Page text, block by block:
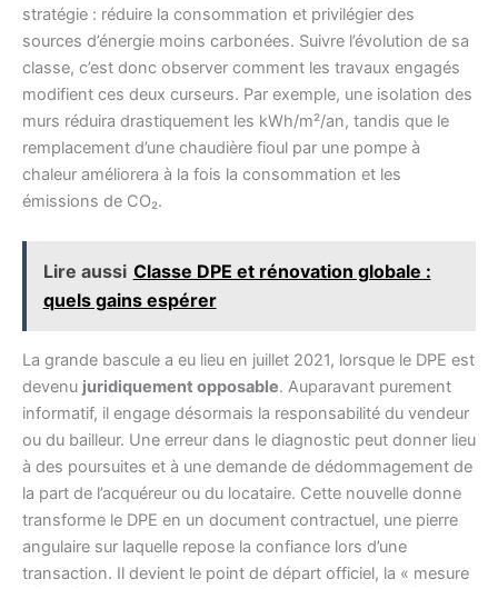
stratégie : réduire la consommation et privilégier des
sources d’énergie moins carbonées. Suivre l’évolution de sa
classe, c’est donc observer comment les travaux engagés
modifient ces deux curseurs. Par exemple, une isolation des
murs réduira drastiquement les kWh/m²/an, tandis que le
remplacement d’une chaudière fioul par une pompe à
chaleur améliorera à la fois la consommation et les
émissions de CO₂.
Lire aussi Classe DPE et rénovation globale :
quels gains espérer
La grande bascule a eu lieu en juillet 2021, lorsque le DPE est
devenu juridiquement opposable. Auparavant purement
informatif, il engage désormais la responsabilité du vendeur
ou du bailleur. Une erreur dans le diagnostic peut donner lieu
à des poursuites et à une demande de dédommagement de
la part de l’acquéreur ou du locataire. Cette nouvelle donne
transforme le DPE en un document contractuel, une pierre
angulaire sur laquelle repose la confiance lors d’une
transaction. Il devient le point de départ officiel, la « mesure